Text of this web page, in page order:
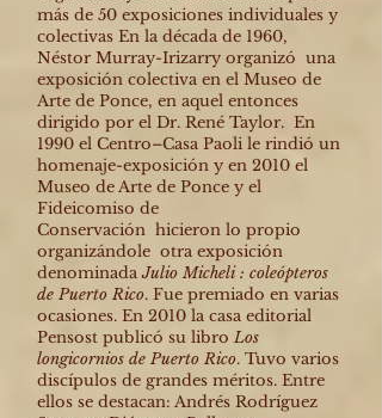
más de 50 exposiciones individuales y
colectivas En la década de 1960,
Néstor Murray-Irizarry organizó una
exposición colectiva en el Museo de
Arte de Ponce, en aquel entonces
dirigido por el Dr. René Taylor. En
1990 el Centro–Casa Paoli le rindió un
homenaje-exposición y en 2010 el
Museo de Arte de Ponce y el
Fideicomiso de
Conservación hicieron lo propio
organizándole otra exposición
denominadaJulio Micheli : coleópteros
de Puerto Rico. Fue premiado en varias
ocasiones. En 2010 la casa editorial
Pensost publicó su libro Los
longicornios de Puerto Rico. Tuvo varios
discípulos de grandes méritos. Entre
ellos se destacan: Andrés Rodríguez